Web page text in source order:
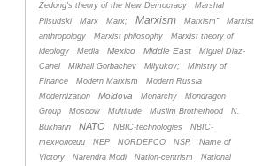
Zedong's theory of the New Democracy
Marshal
Pilsudski
Marx Marx; Marxism Marxism”
Marxist
anthropology
Marxist philosophy
Marxist theory of
ideology
Media Mexico Middle East
Miguel Diaz-
Canel
Mikhail Gorbachev Milyukov;
Ministry of
Finance
Modern Marxism
Modern Russia
Modernization
Moldova Monarchy
Mondragon
Group
Moscow Multitude Muslim Brotherhood
N.
Bukharin
NATO NBIC-technologies
NBIC-
технологии
NEP NORDEFCO NSR
Name of
Victory
Narendra Modi Nation-centrism
National